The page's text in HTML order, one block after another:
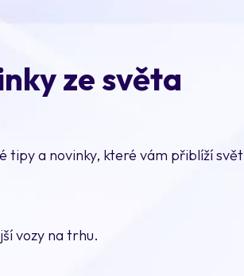
ze světa
tipy a novinky, které vám přiblíží svět
vozy na trhu.